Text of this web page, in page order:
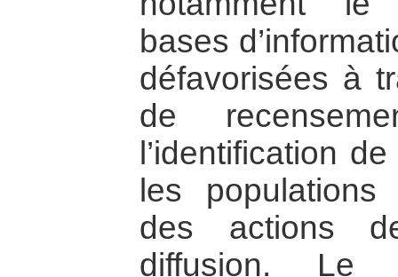
bases
défavorisées à
de
l’identification
les
des actions
diffusion. Le